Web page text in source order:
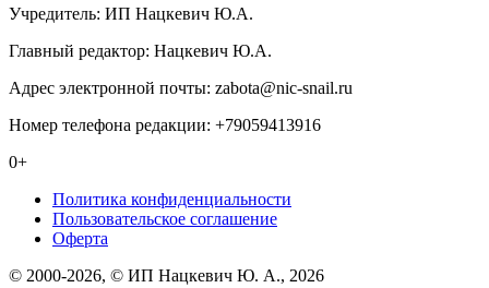
Учредитель: ИП Нацкевич Ю.А.
Главный редактор: Нацкевич Ю.А.
Адрес электронной почты: zabota@nic-snail.ru
Номер телефона редакции: +79059413916
0+
Политика конфиденциальности
Пользовательское соглашение
Оферта
© 2000-2026, © ИП Нацкевич Ю. А., 2026